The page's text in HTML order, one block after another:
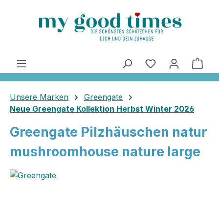
Unsere Marken
Greengate
Neue Greengate Kollektion Herbst Winter 2026
Greengate Pilzhäuschen natur
mushroomhouse nature large